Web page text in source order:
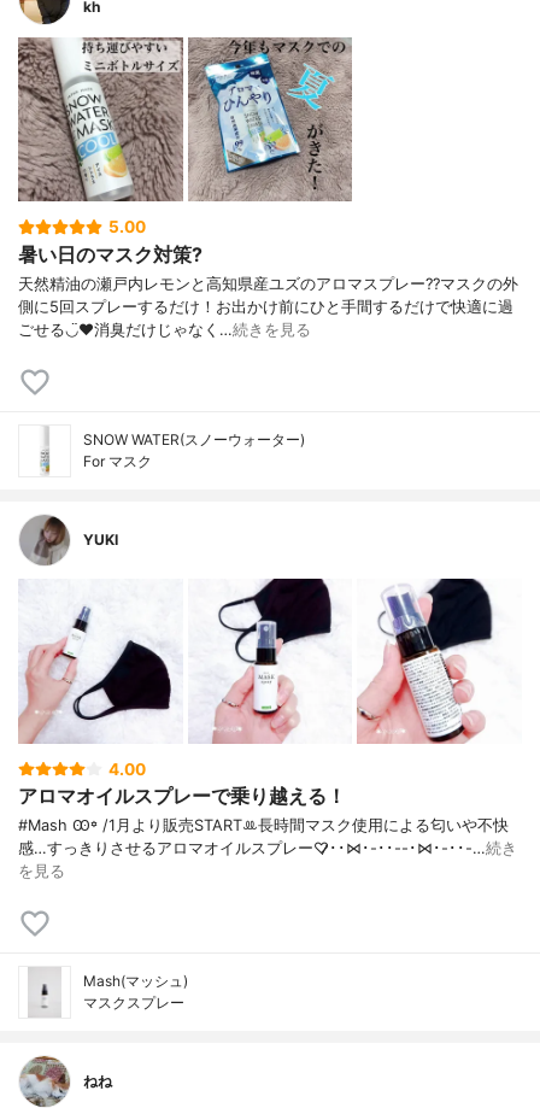
kh
5.00
暑い日のマスク対策?
天然精油の瀬戸内レモンと高知県産ユズのアロマスプレー??マスクの外
側に5回スプレーするだけ！お出かけ前にひと手間するだけで快適に過
ごせる◡̈♥︎消臭だけじゃなく…続きを見る
SNOW WATER(スノーウォーター)
For マスク
YUKI
4.00
アロマオイルスプレーで乗り越える！
#Mash Ꙭ꙳ / 1月より販売STARTꔛ‬長時間マスク使用による匂いや不快
感…すっきりさせるアロマオイルスプレー♡̷̷･･⋈･-･･--･⋈･-･･-…続き
を見る
Mash(マッシュ)
マスクスプレー
ねね